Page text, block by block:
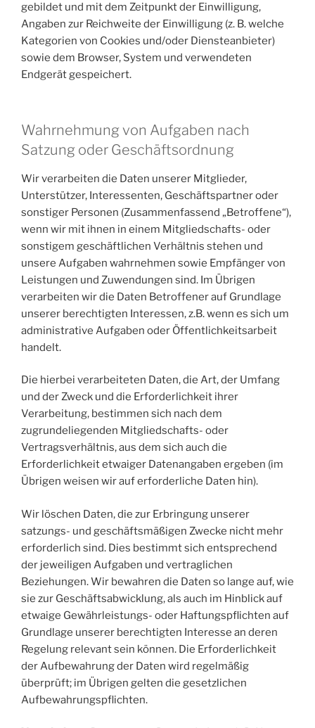
gebildet und mit dem Zeitpunkt der Einwilligung,
Angaben zur Reichweite der Einwilligung (z. B. welche
Kategorien von Cookies und/oder Diensteanbieter)
sowie dem Browser, System und verwendeten
Endgerät gespeichert.
Wahrnehmung von Aufgaben nach
Satzung oder Geschäftsordnung
Wir verarbeiten die Daten unserer Mitglieder,
Unterstützer, Interessenten, Geschäftspartner oder
sonstiger Personen (Zusammenfassend „Betroffene“),
wenn wir mit ihnen in einem Mitgliedschafts- oder
sonstigem geschäftlichen Verhältnis stehen und
unsere Aufgaben wahrnehmen sowie Empfänger von
Leistungen und Zuwendungen sind. Im Übrigen
verarbeiten wir die Daten Betroffener auf Grundlage
unserer berechtigten Interessen, z.B. wenn es sich um
administrative Aufgaben oder Öffentlichkeitsarbeit
handelt.
Die hierbei verarbeiteten Daten, die Art, der Umfang
und der Zweck und die Erforderlichkeit ihrer
Verarbeitung, bestimmen sich nach dem
zugrundeliegenden Mitgliedschafts- oder
Vertragsverhältnis, aus dem sich auch die
Erforderlichkeit etwaiger Datenangaben ergeben (im
Übrigen weisen wir auf erforderliche Daten hin).
Wir löschen Daten, die zur Erbringung unserer
satzungs- und geschäftsmäßigen Zwecke nicht mehr
erforderlich sind. Dies bestimmt sich entsprechend
der jeweiligen Aufgaben und vertraglichen
Beziehungen. Wir bewahren die Daten so lange auf, wie
sie zur Geschäftsabwicklung, als auch im Hinblick auf
etwaige Gewährleistungs- oder Haftungspflichten auf
Grundlage unserer berechtigten Interesse an deren
Regelung relevant sein können. Die Erforderlichkeit
der Aufbewahrung der Daten wird regelmäßig
überprüft; im Übrigen gelten die gesetzlichen
Aufbewahrungspflichten.